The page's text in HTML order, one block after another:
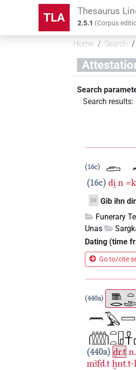
TLA Thesaurus
2.5.1 (Corpus
Home Search
Search
Search results:
16c
16c di̯ n =k
DE Gib ihn
Funerary
Unas
Dating (time
Go to/cite
440a
440a ḏr.t
mꜣfd.t ḫnt.t-